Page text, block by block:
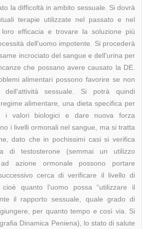
la difficoltà in ambito sessuale. Si dovrà
terapie utilizzate nel passato e nel
efficacia e trovare la soluzione più
dell'uomo impotente. Si procederà
incrociato del sangue e dell'urina per
che possano avere causato la DE.
alimentari possono favorire se non
sessuale. Si potrà quindi
alimentare, una dieta specifica per
i valori biologici e dare nuova forza
i livelli ormonali nel sangue, ma si tratta
dato che in pochissimi casi si verifica
di testosterone (semmai un utilizzo
azione ormonale possono portare
cerca di verificare il livello di
quanto l'uomo possa “utilizzare il
il rapporto sessuale, quale grado di
per quanto tempo e così via. Si
Dinamica Peniena), lo stato di salute